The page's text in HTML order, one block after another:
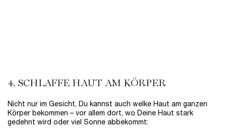
LOADING ...
4. SCHLAFFE HAUT AM KÖRPER
Nicht nur im Gesicht, Du kannst auch welke Haut am ganzen
Körper bekommen – vor allem dort, wo Deine Haut stark
gedehnt wird oder viel Sonne abbekommt: